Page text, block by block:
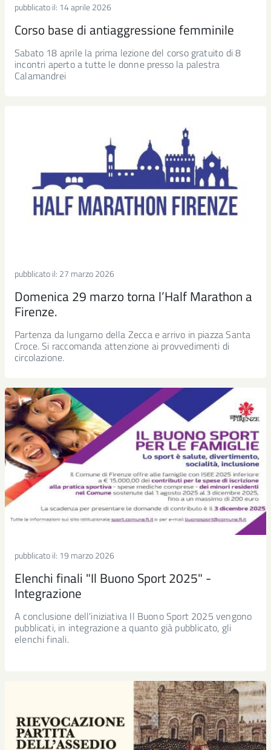
pubblicato il: 14 aprile 2026
Corso base di antiaggressione femminile
Sabato 18 aprile la prima lezione del corso gratuito di 8
incontri aperto a tutte le donne presso la palestra
Calamandrei
pubblicato il: 27 marzo 2026
Domenica 29 marzo torna l’Half Marathon a
Firenze.
Partenza da lungarno della Zecca e arrivo in piazza Santa
Croce. Si raccomanda attenzione ai provvedimenti di
circolazione.
pubblicato il: 19 marzo 2026
Elenchi finali "Il Buono Sport 2025" -
Integrazione
A conclusione dell'iniziativa Il Buono Sport 2025 vengono
pubblicati, in integrazione a quanto già pubblicato, gli
elenchi finali.